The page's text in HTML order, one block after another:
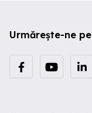
Urmărește-ne pe